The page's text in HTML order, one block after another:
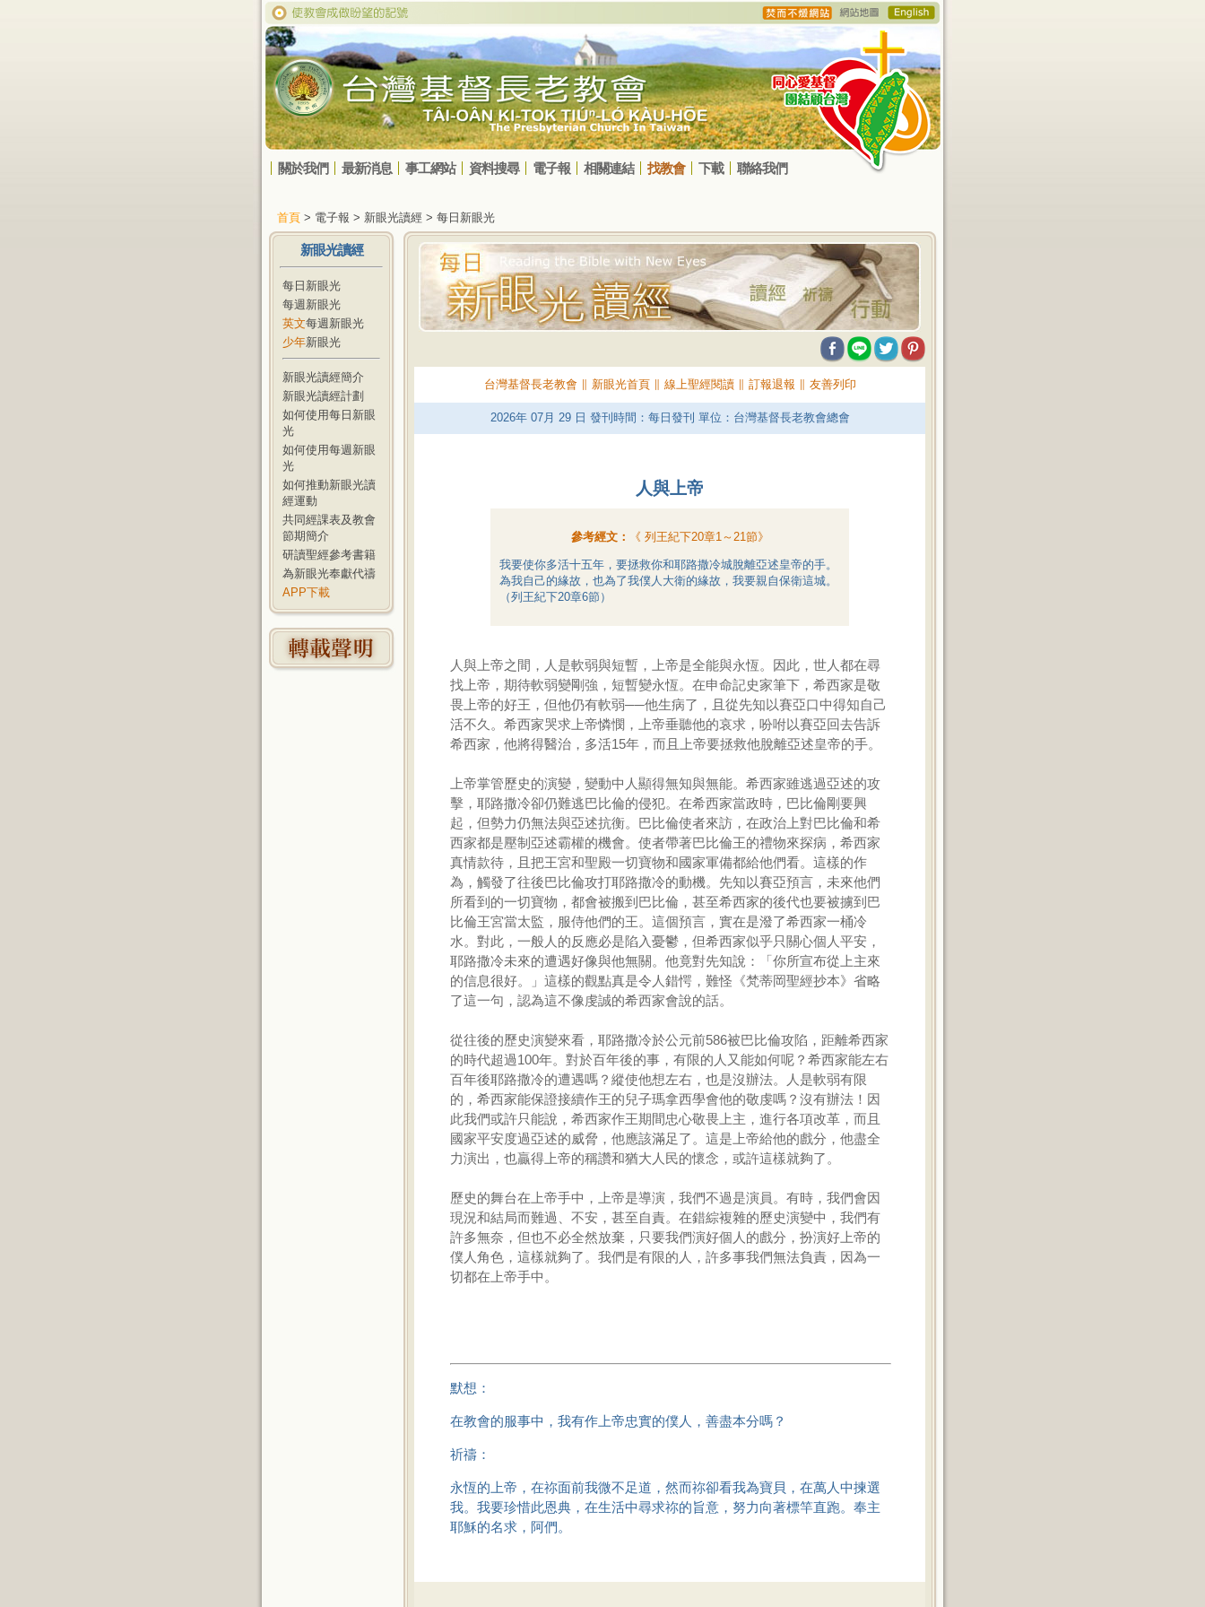
關於我們 最新消息 事工網站 資料搜尋 電子報 相關連結 找教會 下載 聯絡我們
首頁 > 電子報 > 新眼光讀經 > 每日新眼光
新眼光讀經
每日新眼光
每週新眼光
英文每週新眼光
少年新眼光
新眼光讀經簡介
新眼光讀經計劃
如何使用每日新眼
光
如何使用每週新眼
光
如何推動新眼光讀
經運動
共同經課表及教會
節期簡介
研讀聖經參考書籍
為新眼光奉獻代禱
APP下載
台灣基督長老教會∥ 新眼光首頁∥ 線上聖經閱讀∥ 訂報退報 友善列印
2026年 07月 29日 發刊時間：每日發刊 單位：台灣基督長老教會總會
人與上帝
參考經文： 《 列王紀下20章1～21節》
我要使你多活十五年，要拯救你和耶路撒冷城脫離亞述皇帝的手。
為我自己的緣故，也為了我僕人大衛的緣故，我要親自保衛這城。
（列王紀下20章6節）
人與上帝之間，人是軟弱與短暫，上帝是全能與永恆。因此，世人都在尋
找上帝，期待軟弱變剛強，短暫變永恆。在申命記史家筆下，希西家是敬
畏上帝的好王，但他仍有軟弱──他生病了，且從先知以賽亞口中得知自己
活不久。希西家哭求上帝憐憫，上帝垂聽他的哀求，吩咐以賽亞回去告訴
希西家，他將得醫治，多活15年，而且上帝要拯救他脫離亞述皇帝的手。
上帝掌管歷史的演變，變動中人顯得無知與無能。希西家雖逃過亞述的攻
擊，耶路撒冷卻仍難逃巴比倫的侵犯。在希西家當政時，巴比倫剛要興
起，但勢力仍無法與亞述抗衡。巴比倫使者來訪，在政治上對巴比倫和希
西家都是壓制亞述霸權的機會。使者帶著巴比倫王的禮物來探病，希西家
真情款待，且把王宮和聖殿一切寶物和國家軍備都給他們看。這樣的作
為，觸發了往後巴比倫攻打耶路撒冷的動機。先知以賽亞預言，未來他們
所看到的一切寶物，都會被搬到巴比倫，甚至希西家的後代也要被擄到巴
比倫王宮當太監，服侍他們的王。這個預言，實在是潑了希西家一桶冷
水。對此，一般人的反應必是陷入憂鬱，但希西家似乎只關心個人平安，
耶路撒冷未來的遭遇好像與他無關。他竟對先知說：「你所宣布從上主來
的信息很好。」這樣的觀點真是令人錯愕，難怪《梵蒂岡聖經抄本》省略
了這一句，認為這不像虔誠的希西家會說的話。
從往後的歷史演變來看，耶路撒冷於公元前586被巴比倫攻陷，距離希西家
的時代超過100年。對於百年後的事，有限的人又能如何呢？希西家能左右
百年後耶路撒冷的遭遇嗎？縱使他想左右，也是沒辦法。人是軟弱有限
的，希西家能保證接續作王的兒子瑪拿西學會他的敬虔嗎？沒有辦法！因
此我們或許只能說，希西家作王期間忠心敬畏上主，進行各項改革，而且
國家平安度過亞述的威脅，他應該滿足了。這是上帝給他的戲分，他盡全
力演出，也贏得上帝的稱讚和猶大人民的懷念，或許這樣就夠了。
歷史的舞台在上帝手中，上帝是導演，我們不過是演員。有時，我們會因
現況和結局而難過、不安，甚至自責。在錯綜複雜的歷史演變中，我們有
許多無奈，但也不必全然放棄，只要我們演好個人的戲分，扮演好上帝的
僕人角色，這樣就夠了。我們是有限的人，許多事我們無法負責，因為一
切都在上帝手中。
默想：
在教會的服事中，我有作上帝忠實的僕人，善盡本分嗎？
祈禱：
永恆的上帝，在祢面前我微不足道，然而祢卻看我為寶貝，在萬人中揀選
我。我要珍惜此恩典，在生活中尋求祢的旨意，努力向著標竿直跑。奉主
耶穌的名求，阿們。